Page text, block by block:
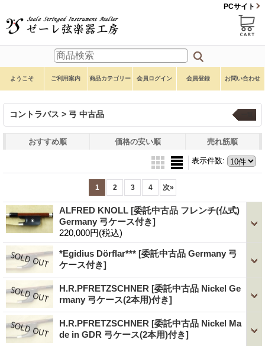
PCサイト
ようこそ ご利用案内 商品カテゴリー 会員ログイン 会員登録 お問い合わせ
コントラバス > 弓 中古品
おすすめ順 価格の安い順 売れ筋順
表示件数:
1 2 3 4 次»
ALFRED KNOLL [委託中古品 フレンチ(仏式)
Germany 弓ケース付き]
220,000円(税込)
*Egidius Dörflar*** [委託中古品 Germany 弓
ケース付き]
H.R.PFRETZSCHNER [委託中古品 Nickel Ge
rmany 弓ケース(2本用)付き]
H.R.PFRETZSCHNER [委託中古品 Nickel Ma
de in GDR 弓ケース(2本用)付き]